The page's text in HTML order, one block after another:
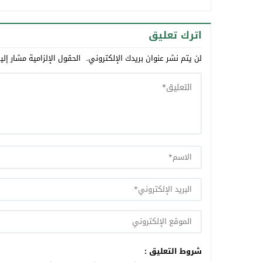
اترك تعليق
لن يتم نشر عنوان بريدك الإلكتروني. الحقول الإلزامية مشار
شروط التعليق :